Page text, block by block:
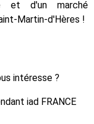
et d'un marché
Martin-d'Hères !
intéresse ?
iad FRANCE